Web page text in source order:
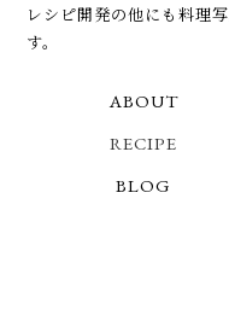
レシピ開発の他にも料理
す。
ABOUT
RECIPE
BLOG